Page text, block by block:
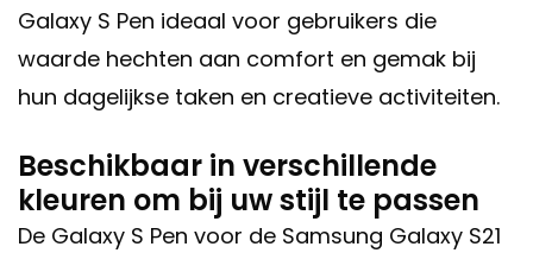
Galaxy S Pen ideaal voor gebruikers die
waarde hechten aan comfort en gemak bij
hun dagelijkse taken en creatieve activiteiten.
Beschikbaar in verschillende
kleuren om bij uw stijl te passen
De Galaxy S Pen voor de Samsung Galaxy S21